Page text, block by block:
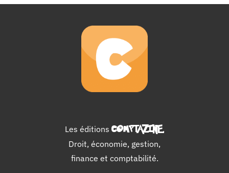
Les éditions COMPTAZINE.
Droit, économie, gestion,
finance et comptabilité.